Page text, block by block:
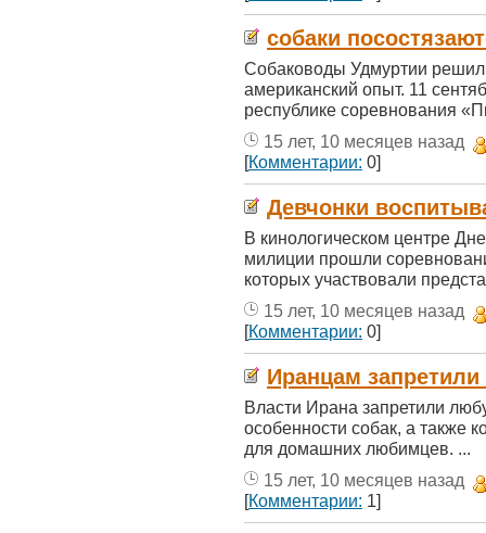
собаки
Собаководы Удмуртии
американский опыт. 11
республике соревнования
15 лет, 10 месяцев назад
[Комментарии: 0]
Девчонки
В кинологическом центре
милиции прошли
которых участвовали
15 лет, 10 месяцев назад
[Комментарии: 0]
Иранцам
Власти Ирана запретили
особенности собак, а также
для домашних любимцев. ...
15 лет, 10 месяцев назад
[Комментарии: 1]